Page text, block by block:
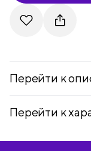
Перейти к
Перейти к